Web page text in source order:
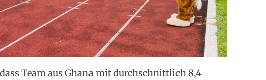
Team aus Ghana mit durchschnittlich 8,4